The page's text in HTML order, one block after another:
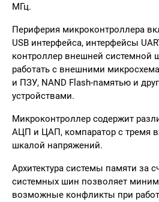
МГц.
Периферия микроконтроллера
USB интерфейса, интерфейсы
контроллер внешней системной
работать с внешними
и ПЗУ, NAND Flash-памятью и
устройствами.
Микроконтроллер содержит
АЦП и ЦАП, компаратор с тремя
шкалой напряжений.
Архитектура системы памяти за
системных шин позволяет
возможные конфликты при